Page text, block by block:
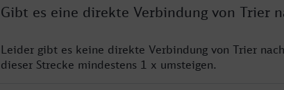
Gibt es eine direkte Verbindung von Trier
Leider gibt es keine direkte Verbindung von Trier
dieser Strecke mindestens 1 x umsteigen.